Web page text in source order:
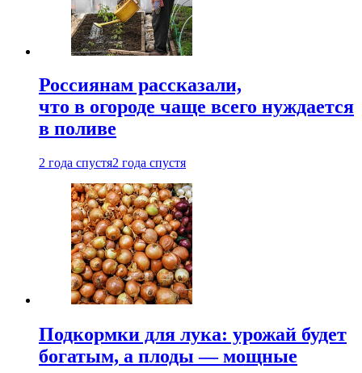
Россиянам рассказали,
что в огороде чаще всего нуждается
в поливе
2 года спустя2 года спустя
Подкормки для лука: урожай будет
богатым, а плоды — мощные